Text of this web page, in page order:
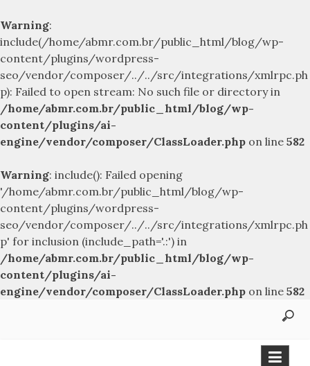
Warning:
include(/home/abmr.com.br/public_html/blog/wp-
content/plugins/wordpress-
seo/vendor/composer/../../src/integrations/xmlrpc.ph
p): Failed to open stream: No such file or directory in
/home/abmr.com.br/public_html/blog/wp-
content/plugins/ai-
engine/vendor/composer/ClassLoader.php on line 582
Warning: include(): Failed opening
'/home/abmr.com.br/public_html/blog/wp-
content/plugins/wordpress-
seo/vendor/composer/../../src/integrations/xmlrpc.ph
p' for inclusion (include_path='.:') in
/home/abmr.com.br/public_html/blog/wp-
content/plugins/ai-
engine/vendor/composer/ClassLoader.php on line 582